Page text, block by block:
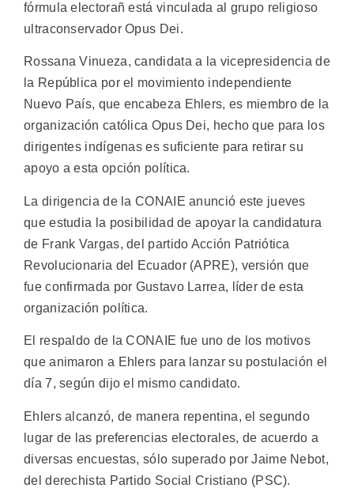
fórmula electorañ está vinculada al grupo religioso
ultraconservador Opus Dei.
Rossana Vinueza, candidata a la vicepresidencia de
la República por el movimiento independiente
Nuevo País, que encabeza Ehlers, es miembro de la
organización católica Opus Dei, hecho que para los
dirigentes indígenas es suficiente para retirar su
apoyo a esta opción política.
La dirigencia de la CONAIE anunció este jueves
que estudia la posibilidad de apoyar la candidatura
de Frank Vargas, del partido Acción Patriótica
Revolucionaria del Ecuador (APRE), versión que
fue confirmada por Gustavo Larrea, líder de esta
organización política.
El respaldo de la CONAIE fue uno de los motivos
que animaron a Ehlers para lanzar su postulación el
día 7, según dijo el mismo candidato.
Ehlers alcanzó, de manera repentina, el segundo
lugar de las preferencias electorales, de acuerdo a
diversas encuestas, sólo superado por Jaime Nebot,
del derechista Partido Social Cristiano (PSC).